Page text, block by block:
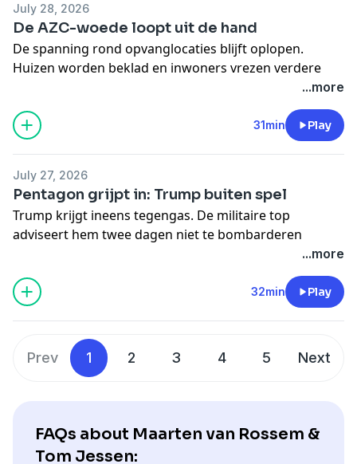
-Volg ons op LinkedIn
-Website/Nieuwsbrief
-Substack
-WhatsApp-groep
July 28, 2026
De AZC-woede loopt uit de hand
De spanning rond opvanglocaties blijft oplopen.
Huizen worden beklad en inwoners vrezen verdere
escalatie. De echte vraag is niet hoe boos Nederland is,
maar waarom die woede steeds opnieuw wordt
aangewakkerd.
⁠Doe een kleine donatie
-College Rauwe woede van de gewone man
🔔 Meer van ons:
-Volg ons op LinkedIn
-Website /Nieuwsbrief
-WhatsApp-groep
-Maarten
...more
31min Play
July 27, 2026
Pentagon grijpt in: Trump buiten spel
Trump krijgt ineens tegengas. De militaire top
adviseert hem twee dagen niet te bombarderen
omdat de aanvallen minder effectief worden en de
escalatie tussen Israël, Iran en Saoedi-Arabië.
⁠Doe een kleine donatie
College Oorlog Iran
🔔 Meer van ons:
Substack
WhatsApp-groep
...more
32min Play
Prev 1 2 3 4 5 Next
FAQs about Maarten van Rossem &
Tom Jessen: